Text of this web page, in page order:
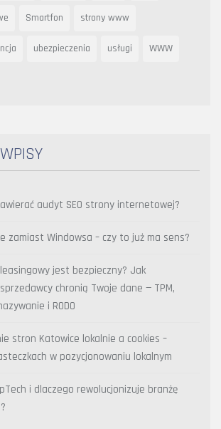
Smartfon strony www
ubezpieczenia usługi WWW
audyt SEO strony internetowej?
zamiast Windowsa – czy to już ma sens?
jest bezpieczny? Jak
chronią Twoje dane — TPM,
i RODO
stron Katowice lokalnie a cookies –
w pozycjonowaniu lokalnym
i dlaczego rewolucjonizuje branżę